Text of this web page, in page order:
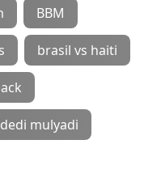
BBM
brasil vs haiti
dedi mulyadi